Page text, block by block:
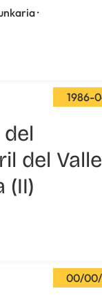
·
1986-
del Valle
(II)
00/